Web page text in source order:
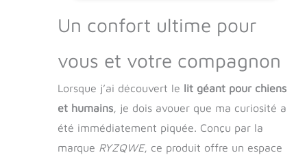
amovible
lavable Gris,
Color :
amovible vous
permet de le
où vous allez, que
ce soit de la
chambre au salon,
en passant par la
salle de jeux ou le
bureau. Peu importe
où vous êtes, cela
Un confort ultime pour
vous et votre compagnon
Lorsque j’ai découvert le lit géant pour chiens
et humains, je dois avouer que ma curiosité a
été immédiatement piquée. Conçu par la
marque RYZQWE, ce produit offre un espace